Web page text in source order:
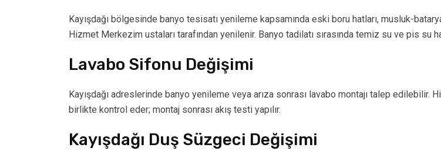
Kayışdağı bölgesinde banyo tesisatı yenileme kapsamında eski boru hatları, musluk-
Hizmet Merkezim ustaları tarafından yenilenir. Banyo tadilatı sırasında temiz su ve pis su
Lavabo Sifonu Değişimi
Kayışdağı adreslerinde banyo yenileme veya arıza sonrası lavabo montajı talep edilebilir.
birlikte kontrol eder; montaj sonrası akış testi yapılır.
Kayışdağı Duş Süzgeci Değişimi